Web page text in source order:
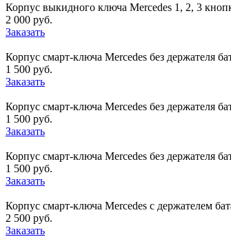
Корпус выкидного ключа Mercedes 1, 2, 3
2 000 руб.
Заказать
Корпус смарт-ключа Mercedes без держателя
1 500 руб.
Заказать
Корпус смарт-ключа Mercedes без держателя
1 500 руб.
Заказать
Корпус смарт-ключа Mercedes без держателя
1 500 руб.
Заказать
Корпус смарт-ключа Mercedes с держателем
2 500 руб.
Заказать